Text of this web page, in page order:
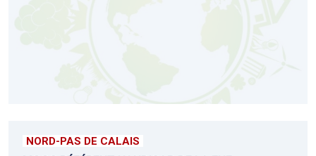
NORD-PAS DE CALAIS